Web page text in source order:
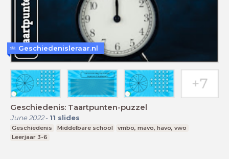
Geschiedenis: Taartpunten-puzzel
June 2022- 11 slides
Geschiedenis Middelbare school
vmbo, mavo, havo, vwo
Leerjaar 3-6
Geschiedenisleraar.nl